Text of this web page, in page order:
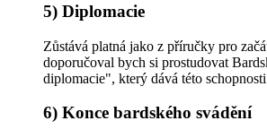
5) Diplomacie
Zůstává platná jako z příručky pro
doporučoval bych si prostudovat
diplomacie", který dává této
6) Konce bardského svádění